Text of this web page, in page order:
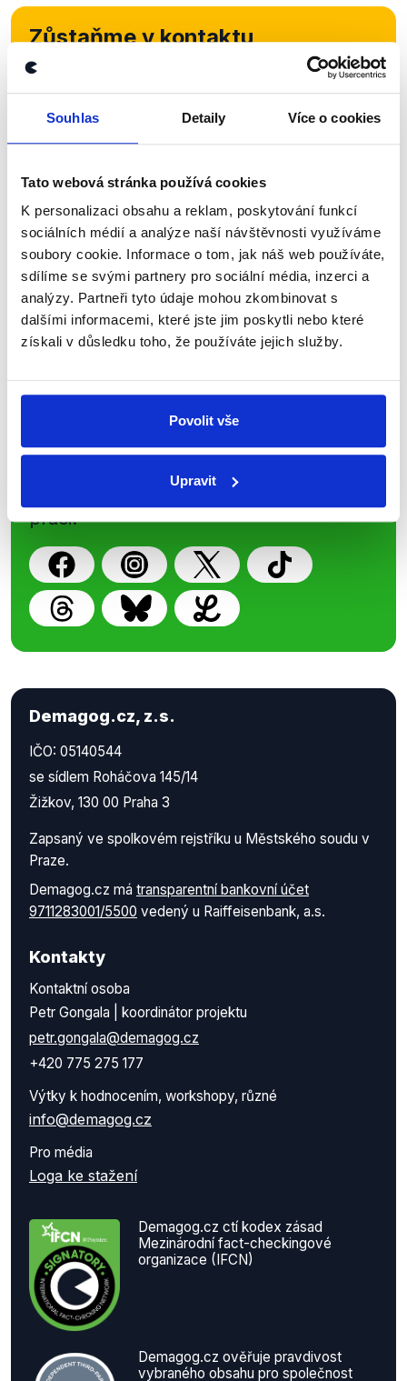
Souhlas Detaily Více o cookies
Tato webová stránka používá cookies
K personalizaci obsahu a reklam, poskytování funkcí
sociálních médií a analýze naší návštěvnosti využíváme
soubory cookie. Informace o tom, jak náš web používáte,
sdílíme se svými partnery pro sociální média, inzerci a
analýzy. Partneři tyto údaje mohou zkombinovat s
dalšími informacemi, které jste jim poskytli nebo které
získali v důsledku toho, že používáte jejich služby.
Povolit vše
Upravit
Zůstaňme v kontaktu
Přihlaste se k odběru našeho
newsletteru nebo whatsappového
Začněte nás odebírat, a mějte tak
přehled o tom, jaké dezinformace a
nepravdy se zrovna v Česku šíří.
Newsletter WhatsApp
Sociální sítě
příspěvků přátelům podpoříte naši
práci.
Demagog.cz, z.s.
IČO: 05140544
se sídlem Roháčova 145/14
Žižkov, 130 00 Praha 3
Zapsaný ve spolkovém rejstříku u Městského soudu v
Praze.
Demagog.cz má transparentní bankovní účet
9711283001/5500 vedený u Raiffeisenbank, a.s.
Kontakty
Kontaktní osoba
Petr Gongala | koordinátor projektu
petr.gongala@demagog.cz
+420 775 275 177
Výtky k hodnocením, workshopy, různé
info@demagog.cz
Pro média
Loga ke stažení
Demagog.cz ctí kodex zásad
Mezinárodní fact-checkingové
organizace (IFCN)
Demagog.cz ověřuje pravdivost
vybraného obsahu pro společnost